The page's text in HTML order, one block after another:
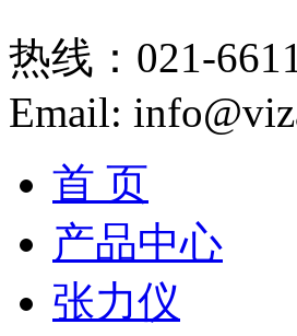
热线：021-
Email:
首 页
产品中心
张力仪